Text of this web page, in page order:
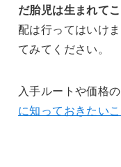
だ胎児は生まれて
配は行ってはいけ
てみてください。
入手ルートや価格
に知っておきたい